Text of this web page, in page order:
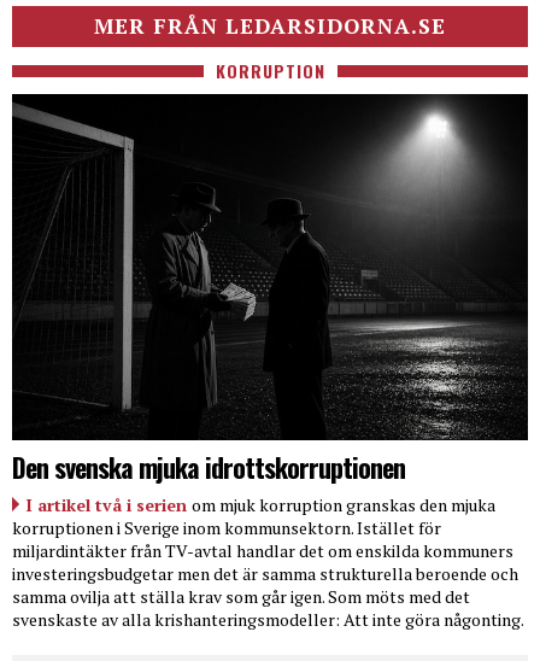
MER FRÅN LEDARSIDORNA.SE
KORRUPTION
Den svenska mjuka idrottskorruptionen
I artikel två i serien om mjuk korruption granskas den mjuka
korruptionen i Sverige inom kommunsektorn. Istället för
miljardintäkter från TV-avtal handlar det om enskilda kommuners
investeringsbudgetar men det är samma strukturella beroende och
samma ovilja att ställa krav som går igen. Som möts med det
svenskaste av alla krishanteringsmodeller: Att inte göra någonting.